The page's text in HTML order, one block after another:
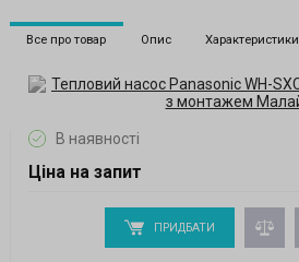
Все про товар Опис Характеристики
В наявності
Ціна на запит
ПРИДБАТИ